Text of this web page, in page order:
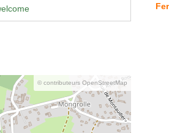
© contributeurs OpenStreetMap